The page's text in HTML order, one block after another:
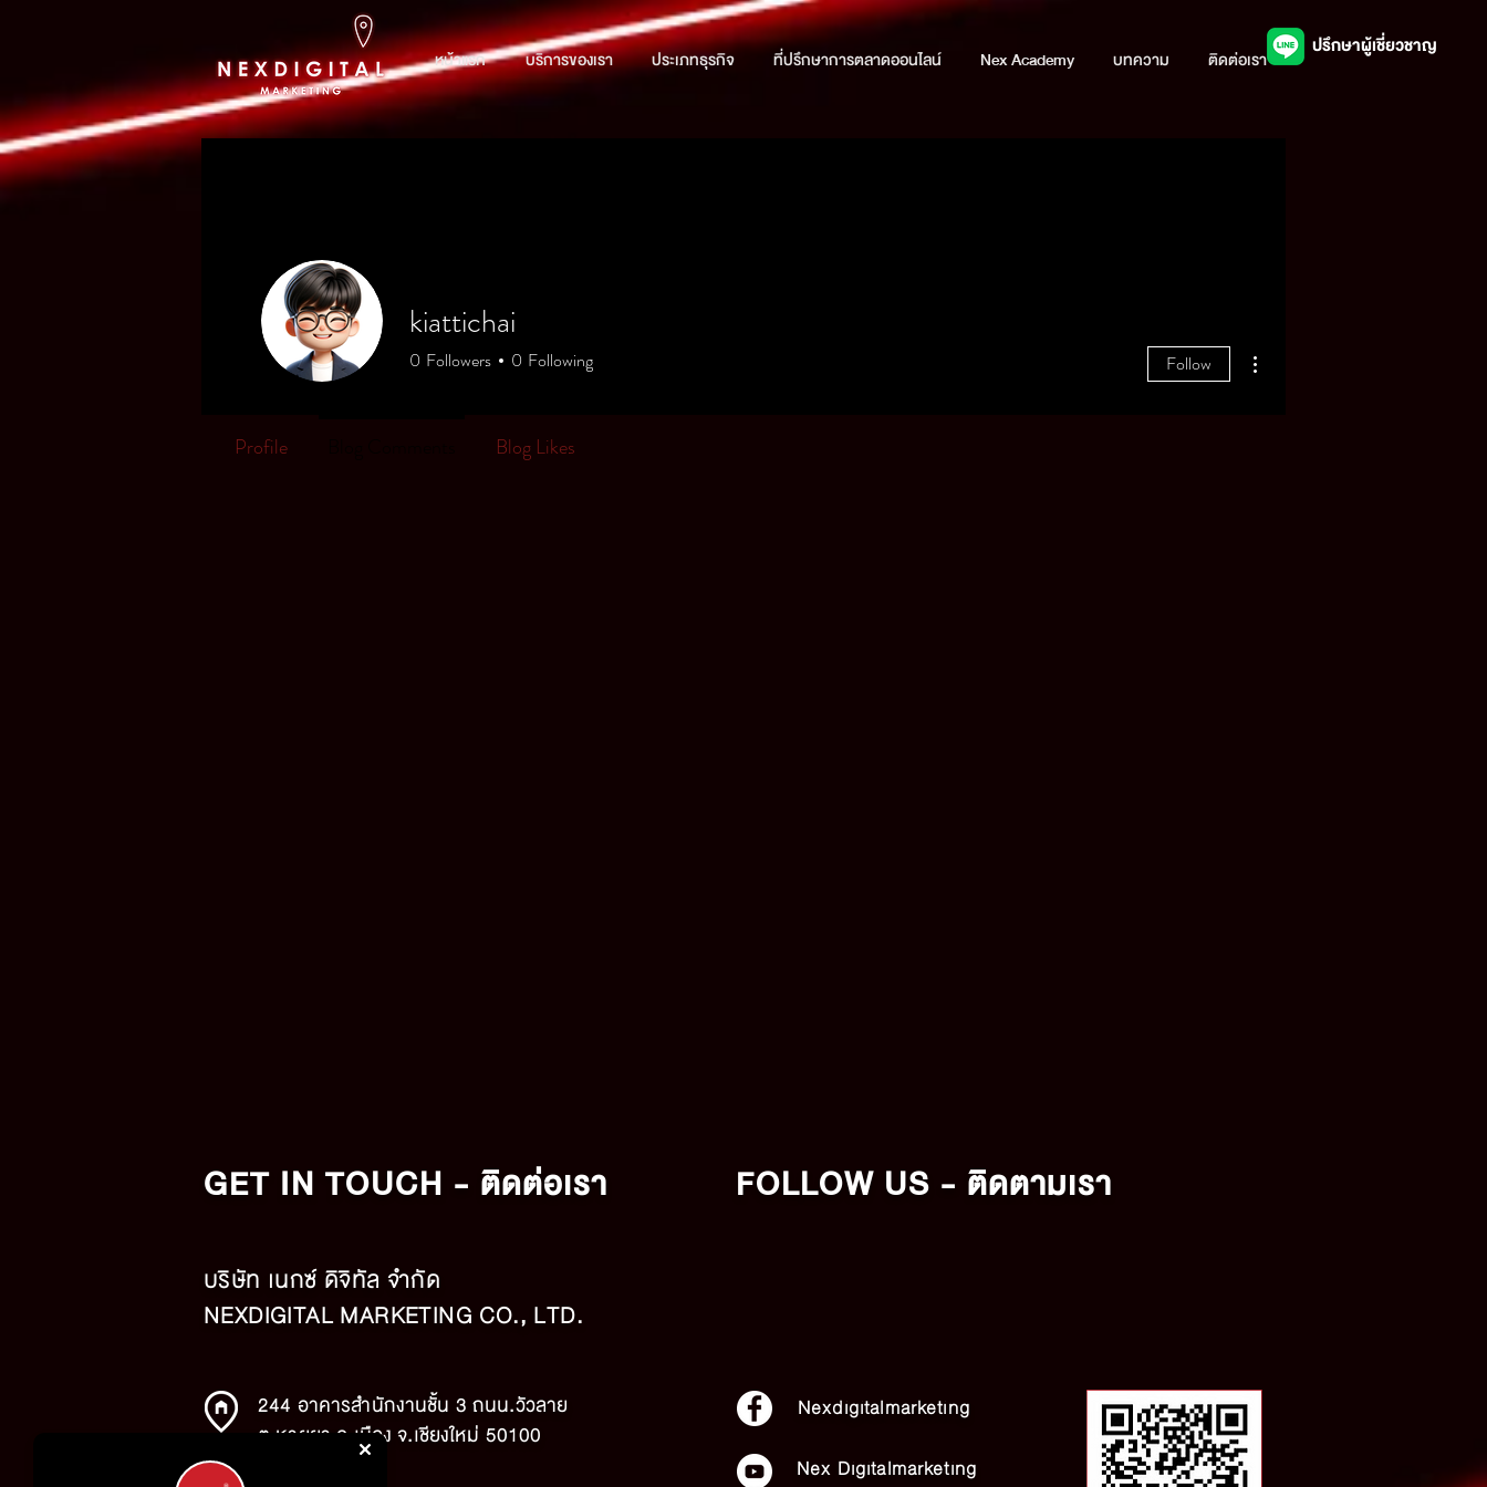
ปรึกษาผู้เชี่ยวชาญ
หน้าแรก บริการของเรา ประเภทธุรกิจ ที่ปรึกษาการตลาดออนไลน์ Nex Academy บทความ ติดต่อเรา
kiattichai
0 Followers 0 Following Follow
Profile Blog Likes
GET IN TOUCH - ติดต่อเรา
บริษัท เนกซ์ ดิจิทัล จำกัด
NEXDIGITAL MARKETING CO., LTD.
244 อาคารสำนักงานชั้น 3 ถนน.วัวลาย
ต.หายยา อ.เมือง จ.เชียงใหม่ 50100
FOLLOW US - ติดตามเรา
Nexdigitalmarketing
Nex Digitalmarketing